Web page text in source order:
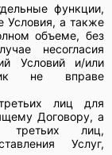
функции,
Условия, а также
объеме, без
несогласия
Условий и/или
не вправе
лиц для
Договору, а
третьих лиц,
Услуг,